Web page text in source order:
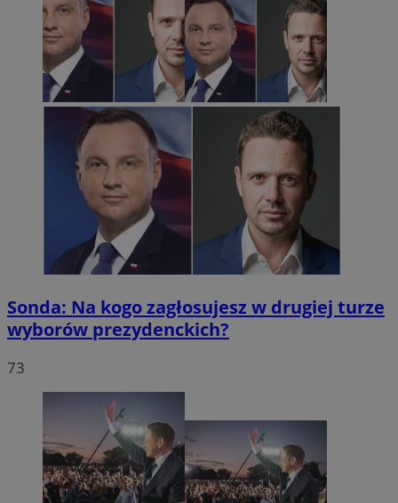
Sonda: Na kogo zagłosujesz w drugiej turze
wyborów prezydenckich?
73